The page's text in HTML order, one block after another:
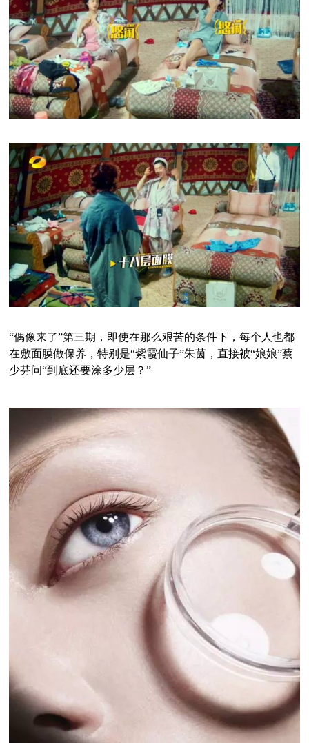
“偶像来了”第三期，即使在那么艰苦的条件下，每个人也都
在敷面膜做保养，特别是“紫霞仙子”朱茵，直接被“娘娘”蔡
少芬问“到底还要涂多少层？”